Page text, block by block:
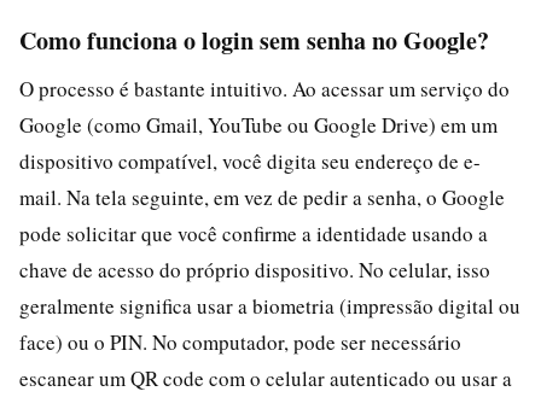
Como funciona o login sem senha no Google?
O processo é bastante intuitivo. Ao acessar um serviço do
Google (como Gmail, YouTube ou Google Drive) em um
dispositivo compatível, você digita seu endereço de e-
mail. Na tela seguinte, em vez de pedir a senha, o Google
pode solicitar que você confirme a identidade usando a
chave de acesso do próprio dispositivo. No celular, isso
geralmente significa usar a biometria (impressão digital ou
face) ou o PIN. No computador, pode ser necessário
escanear um QR code com o celular autenticado ou usar a